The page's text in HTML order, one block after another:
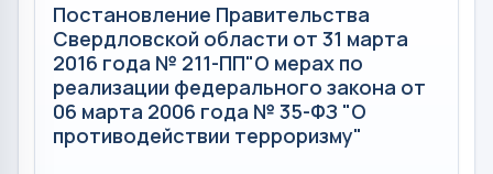
Постановление Правительства
Свердловской области от 31 марта
2016 года № 211-ПП"О мерах по
реализации федерального закона от
06 марта 2006 года № 35-ФЗ "О
противодействии терроризму"